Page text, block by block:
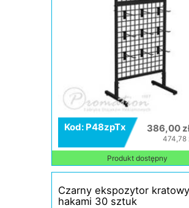
Kod: P48zpTx 386,00
474,78
Produkt dostępny
Czarny ekspozytor
hakami 30 sztuk